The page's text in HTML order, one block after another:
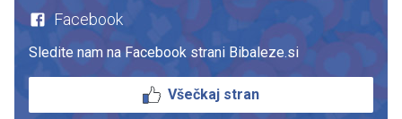
Facebook
Sledite nam na Facebook strani Bibaleze.si
Všečkaj stran